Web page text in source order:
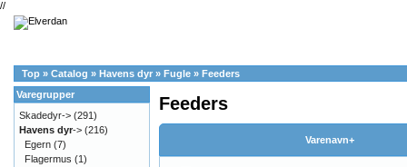
//
Top » Catalog » Havens dyr » Fugle » Feeders
Feeders
Varenavn+
Varegrupper
Skadedyr-> (291)
Havens dyr-> (216)
Egern (7)
Flagermus (1)